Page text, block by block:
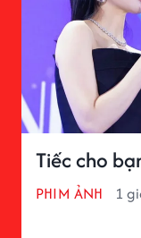
Tiếc cho
PHIM ẢNH 1